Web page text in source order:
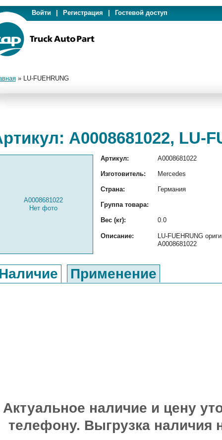
Войти Регистрация Гостевой доступ
» LU-FUEHRUNG
A0008681022, LU-
A0008681022
Нет фото
Артикул: A0008681022
Изготовитель: Mercedes
Страна: Германия
Группа товара:
Вес (кг): 0.0
Описание:
LU-FUEHRUNG
A0008681022
Применение
Актуальное наличие и цену
телефону. Выгрузка наличия